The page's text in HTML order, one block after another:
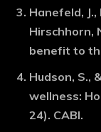
Hanefeld, J.,
Hirschhorn,
benefit to
Hudson, S.,
wellness:
24). CABI.